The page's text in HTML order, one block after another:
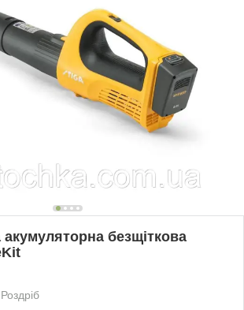
акумуляторна безщіткова
Роздріб